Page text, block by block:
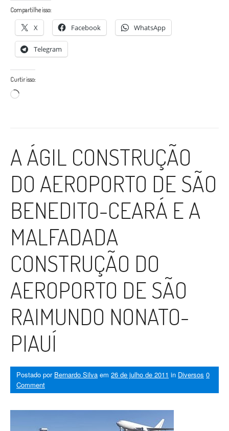
Compartilhe isso:
X Facebook WhatsApp
Telegram
Curtir isso:
Carregando...
A ÁGIL CONSTRUÇÃO
DO AEROPORTO DE SÃO
BENEDITO-CEARÁ E A
MALFADADA
CONSTRUÇÃO DO
AEROPORTO DE SÃO
RAIMUNDO NONATO-
PIAUÍ
Postado por Bernardo Silva em 26 de julho de 2011 in Diversos 0
Comment